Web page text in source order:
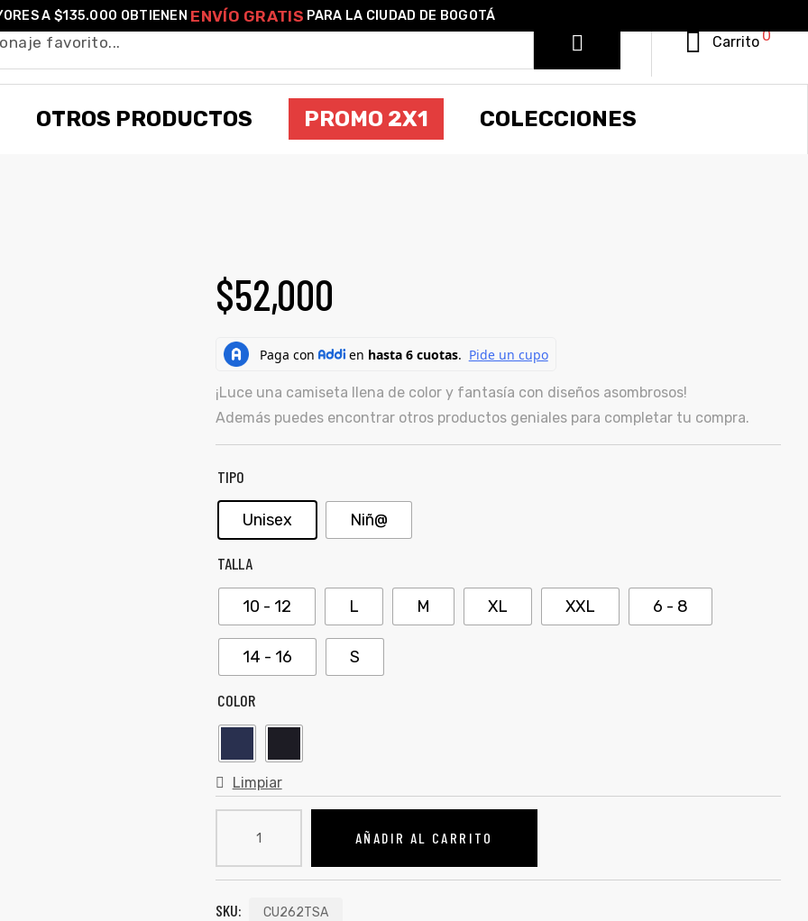
A $135.000 OBTIENEN ENVÍO GRATIS PARA LA CIUDAD DE BOGOTÁ
Carrito0
OTROS PRODUCTOS PROMO 2X1 COLECCIONES
$52,000
¡Luce una camiseta llena de color y fantasía con diseños asombrosos!
Además puedes encontrar otros productos geniales para completar tu compra.
TIPO
Unisex Niñ@
TALLA
10 - 12 L M XL XXL 6 - 8
14 - 16 S
COLOR
Limpiar
AÑADIR AL CARRITO
SKU: CU262TSA